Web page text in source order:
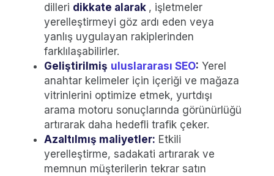
dilleri dikkate alarak , işletmeler
yerelleştirmeyi göz ardı eden veya
yanlış uygulayan rakiplerinden
farklılaşabilirler.
Geliştirilmiş uluslararası SEO: Yerel
anahtar kelimeler için içeriği ve mağaza
vitrinlerini optimize etmek, yurtdışı
arama motoru sonuçlarında görünürlüğü
artırarak daha hedefli trafik çeker.
Azaltılmış maliyetler: Etkili
yerelleştirme, sadakati artırarak ve
memnun müşterilerin tekrar satın